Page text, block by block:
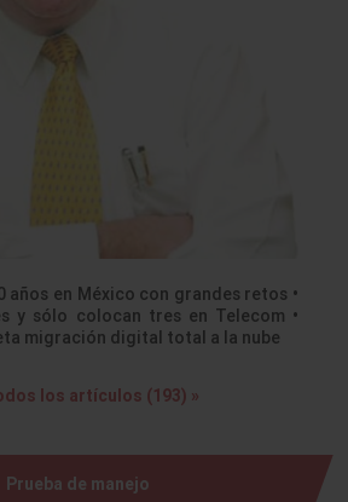
años en México con grandes retos •
y sólo colocan tres en Telecom •
migración digital total a la nube
los artículos (193) »
Prueba de manejo